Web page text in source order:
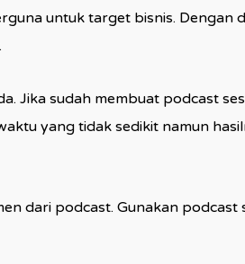
untuk target bisnis. Dengan
Jika sudah membuat podcast
yang tidak sedikit namun
dari podcast. Gunakan podcast